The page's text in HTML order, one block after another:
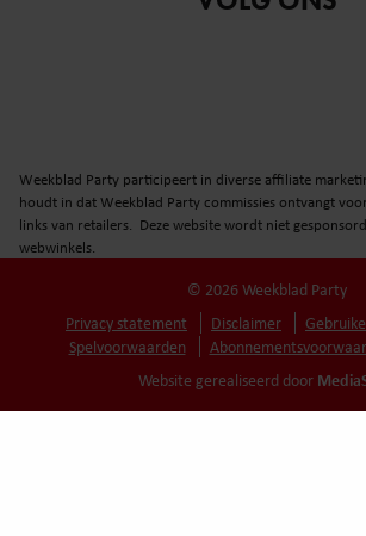
Weekblad Party participeert in diverse affiliate
houdt in dat Weekblad Party commissies ontvangt
links van retailers. Deze website wordt niet
webwinkels.
© 2026 Weekblad Party
Privacy statement
Disclaimer
Spelvoorwaarden
Website gerealiseerd door